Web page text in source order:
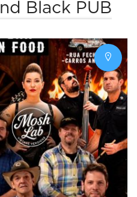
Black PUB